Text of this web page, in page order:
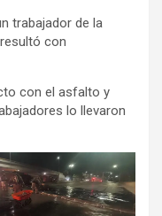
trabajador de la
con
con el asfalto y
lo llevaron